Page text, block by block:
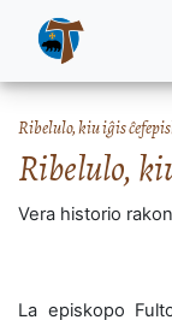
Ribelulo, kiu iĝis
Ribelulo,
Vera historio
La episkopo